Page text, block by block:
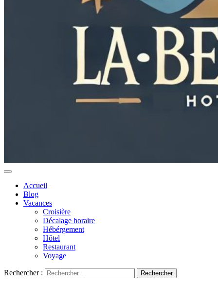
Accueil
Blog
Vacances
Croisière
Décalage horaire
Hébérgement
Hôtel
Restaurant
Voyage
Rechercher :